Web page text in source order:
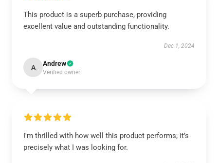
This product is a superb purchase, providing
excellent value and outstanding functionality.
Dec 1, 2024
A Andrew
Verified owner
I'm thrilled with how well this product performs; it’s
precisely what I was looking for.